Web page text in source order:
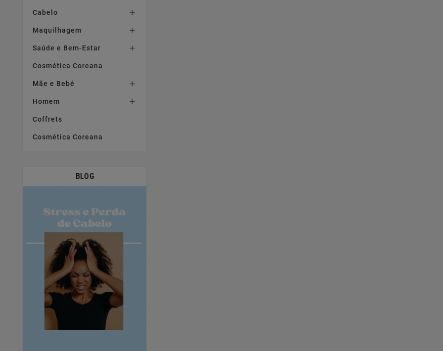
Cabelo 
Maquilhagem 
Saúde e Bem-Estar 
Cosmética Coreana
Mãe e Bebé 
Homem 
Coffrets
Cosmética Coreana
BLOG